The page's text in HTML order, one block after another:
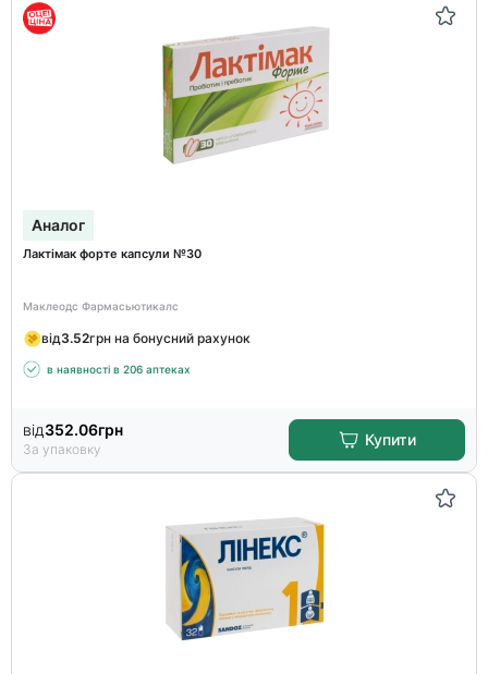
Аналог
Лактімак форте капсули №30
Маклеодс Фармасьютикалс
від3.52грн на бонусний рахунок
в наявності в 206 аптеках
від352.06грн
За упаковку
Купити